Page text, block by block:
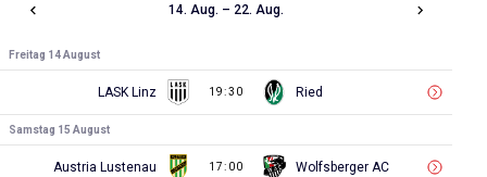
14. Aug. – 22. Aug.
Freitag 14 August
LASK Linz 19:30 Ried
Samstag 15 August
Austria Lustenau 17:00 Wolfsberger AC